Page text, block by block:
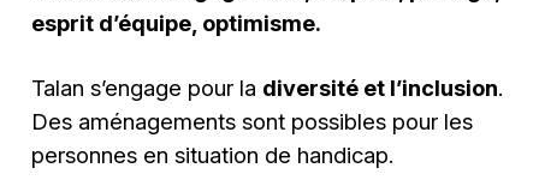
esprit d’équipe, optimisme.
Talan s’engage pour la diversité et l’inclusion.
Des aménagements sont possibles pour les
personnes en situation de handicap.